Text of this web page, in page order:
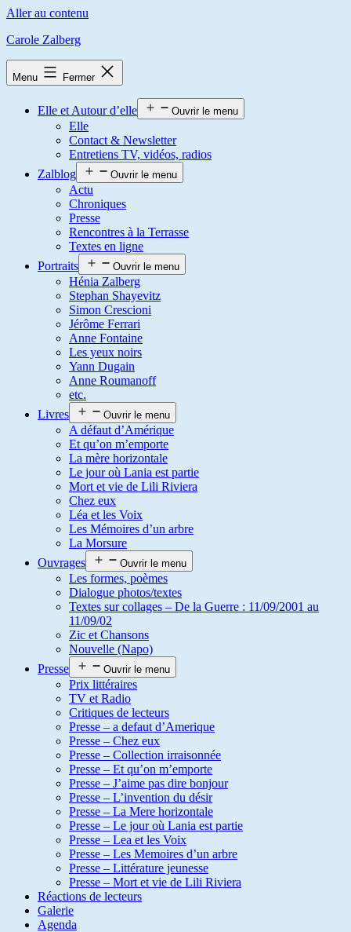
Aller au contenu
Carole Zalberg
Menu Fermer
Elle et Autour d’elle Ouvrir le menu
Elle
Contact & Newsletter
Entretiens TV, vidéos, radios
Zalblog
Ouvrir le menu
Actu
Chroniques
Presse
Rencontres à la Terrasse
Textes en ligne
Portraits
Ouvrir le menu
Hénia Zalberg
Stephan Shayevitz
Simon Crescioni
Jérôme Ferrari
Anne Fontaine
Les yeux noirs
Yann Dugain
Anne Roumanoff
etc.
Livres
Ouvrir le menu
A défaut d’Amérique
Et qu’on m’emporte
La mère horizontale
Le jour où Lania est partie
Mort et vie de Lili Riviera
Chez eux
Léa et les Voix
Les Mémoires d’un arbre
La Morsure
Ouvrages
Ouvrir le menu
Les formes, poèmes
Dialogue photos/textes
Textes sur collages – De la Guerre : 11/09/2001 au
11/09/02
Zic et Chansons
Nouvelle (Napo)
Presse
Ouvrir le menu
Prix littéraires
TV et Radio
Critiques de lecteurs
Presse – a defaut d’Amerique
Presse – Chez eux
Presse – Collection irraisonnée
Presse – Et qu’on m’emporte
Presse – J’aime pas dire bonjour
Presse – L’invention du désir
Presse – La Mere horizontale
Presse – Le jour où Lania est partie
Presse – Lea et les Voix
Presse – Les Memoires d’un arbre
Presse – Littérature jeunesse
Presse – Mort et vie de Lili Riviera
Réactions de lecteurs
Galerie
Agenda